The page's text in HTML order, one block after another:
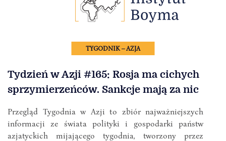
TYGODNIK – AZJA
Tydzień w Azji #165: Rosja ma cichych
sprzymierzeńców. Sankcje mają za nic
Przegląd Tygodnia w Azji to zbiór najważniejszych
informacji ze świata polityki i gospodarki państw
azjatyckich mijającego tygodnia, tworzony przez